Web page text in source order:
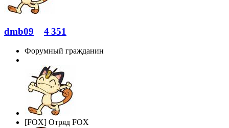
dmb09 4 351
Форумный гражданин
[FOX] Отряд FOX